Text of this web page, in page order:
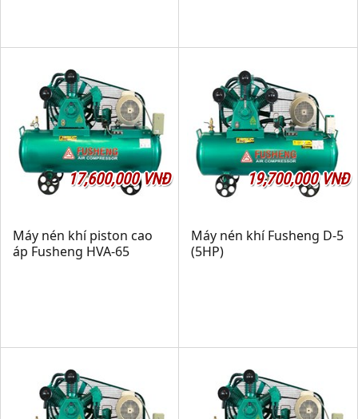
17,600,000 VNĐ
Máy nén khí piston cao
áp Fusheng HVA-65
19,700,000 VNĐ
Máy nén khí Fusheng D-5
(5HP)